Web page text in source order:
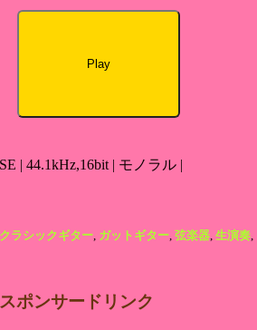
Play
SE | 44.1kHz,16bit | モノラル |
クラシックギター, ガットギター, 弦楽器, 生演奏,
スポンサードリンク